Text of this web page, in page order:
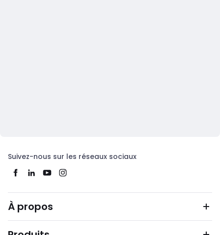
Suivez-nous sur les réseaux sociaux
À propos